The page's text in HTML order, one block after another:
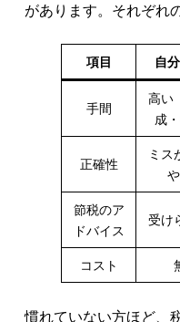
があります。それぞれ
項目 自
手間
高い
成・
正確性
ミス
節税のア
ドバイス
受け
コスト
慣れていない方ほど、